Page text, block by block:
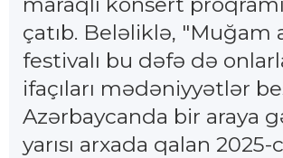
çatıb. Beləliklə, "Muğam
festivalı bu dəfə də
ifaçıları mədəniyyətlər
Azərbaycanda bir araya
yarısı arxada qalan 2025-